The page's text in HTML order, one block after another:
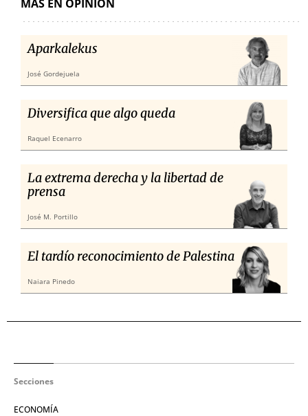
MÁS EN OPINIÓN
Aparkalekus
José Gordejuela
Diversifica que algo queda
Raquel Ecenarro
La extrema derecha y la libertad de
prensa
José M. Portillo
El tardío reconocimiento de Palestina
Naiara Pinedo
Secciones
ECONOMÍA